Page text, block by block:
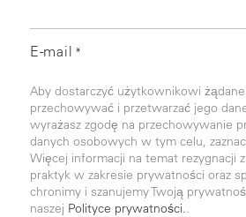
E-mail *
Aby dostarczyć użytkownikowi
przechowywać i przetwarzać jego
wyrażasz zgodę na przechowywanie
danych osobowych w tym celu,
Więcej informacji na temat rezygnacji
praktyk w zakresie prywatności oraz
chronimy i szanujemy Twoją
naszej Polityce prywatności..